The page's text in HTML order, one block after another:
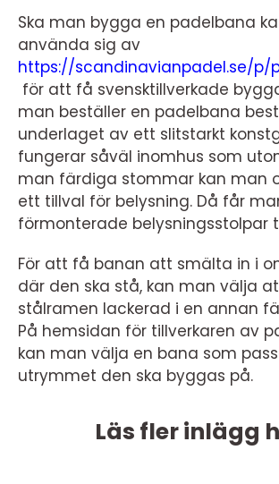
Ska man bygga en padelbana
använda sig av
https://scandinavianpadel.se/p/
för att få svensktillverkade
man beställer en padelbana
underlaget av ett slitstarkt
fungerar såväl inomhus som
man färdiga stommar kan man
ett tillval för belysning. Då får
förmonterade belysningsstolpar
För att få banan att smälta in i
där den ska stå, kan man välja
stålramen lackerad i en annan
På hemsidan för tillverkaren av
kan man välja en bana som
utrymmet den ska byggas på.
Läs fler inlägg